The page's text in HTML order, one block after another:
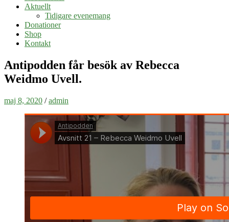
Aktuellt
Tidigare evenemang
Donationer
Shop
Kontakt
Antipodden får besök av Rebecca
Weidmo Uvell.
maj 8, 2020 /admin